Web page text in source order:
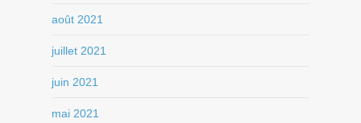
août 2021
juillet 2021
juin 2021
mai 2021